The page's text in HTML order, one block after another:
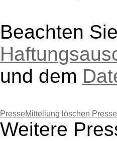
Beachten
und dem
PresseMitteliung löschen
Weitere